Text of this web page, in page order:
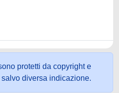
protetti da copyright e
diversa indicazione.